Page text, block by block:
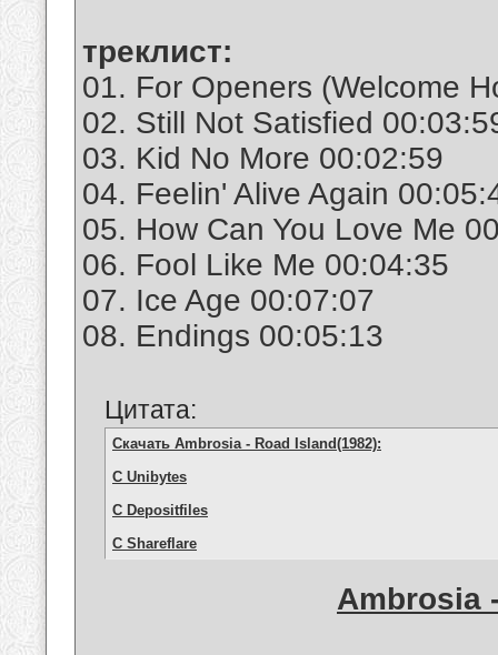
треклист:
01. For Openers (Welcome
02. Still Not Satisfied
03. Kid No More 00:02:59
04. Feelin' Alive Again
05. How Can You Love Me
06. Fool Like Me 00:04:35
07. Ice Age 00:07:07
08. Endings 00:05:13
Цитата:
Скачать Ambrosia - Road Island(1982):
С Unibytes
С Depositfiles
С Shareflare
Ambrosia